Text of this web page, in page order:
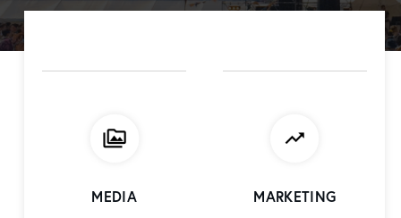
MEDIA MARKETING